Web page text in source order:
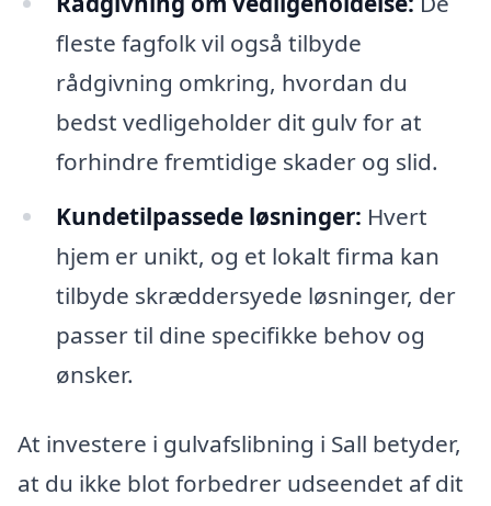
fleste fagfolk vil også tilbyde
rådgivning omkring, hvordan du
bedst vedligeholder dit gulv for at
forhindre fremtidige skader og slid.
Kundetilpassede løsninger: Hvert
hjem er unikt, og et lokalt firma kan
tilbyde skræddersyede løsninger, der
passer til dine specifikke behov og
ønsker.
At investere i gulvafslibning i Sall betyder,
at du ikke blot forbedrer udseendet af dit